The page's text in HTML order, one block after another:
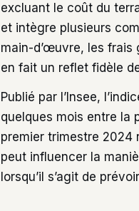
excluant le coût du
et intègre plusieurs
main-d’œuvre, les frais
en fait un reflet fidèle
Publié par l’Insee,
quelques mois entre la
premier trimestre 2024
peut influencer la
lorsqu’il s’agit de